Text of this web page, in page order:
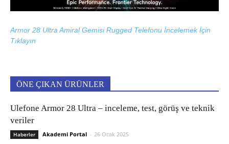
Armor 28 Ultra Amiral Gemisi Rugged Telefonu İncelemek İçin
Tıklayın
ÖNE ÇIKAN ÜRÜNLER
Ulefone Armor 28 Ultra – inceleme, test, görüş ve teknik
veriler
Haberler Akademi Portal - 26 Ocak 2025